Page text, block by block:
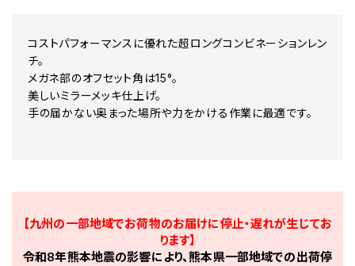
コストパフォーマンスに優れた超ロングコンビネーションレン
チ。
メガネ部のオフセット角は15°。
美しいミラーメッキ仕上げ。
手の届かない奥まった場所や力をかける作業に最適です。
【九州の一部地域でお荷物のお届けに停止・遅れが生じてお
ります】
令和8年熊本地震の影響により、熊本県一部地域での出荷停